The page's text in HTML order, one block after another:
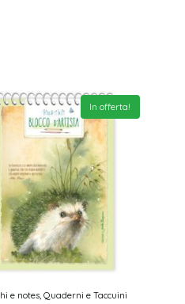
In offerta!
e notes, Quaderni e Taccuini